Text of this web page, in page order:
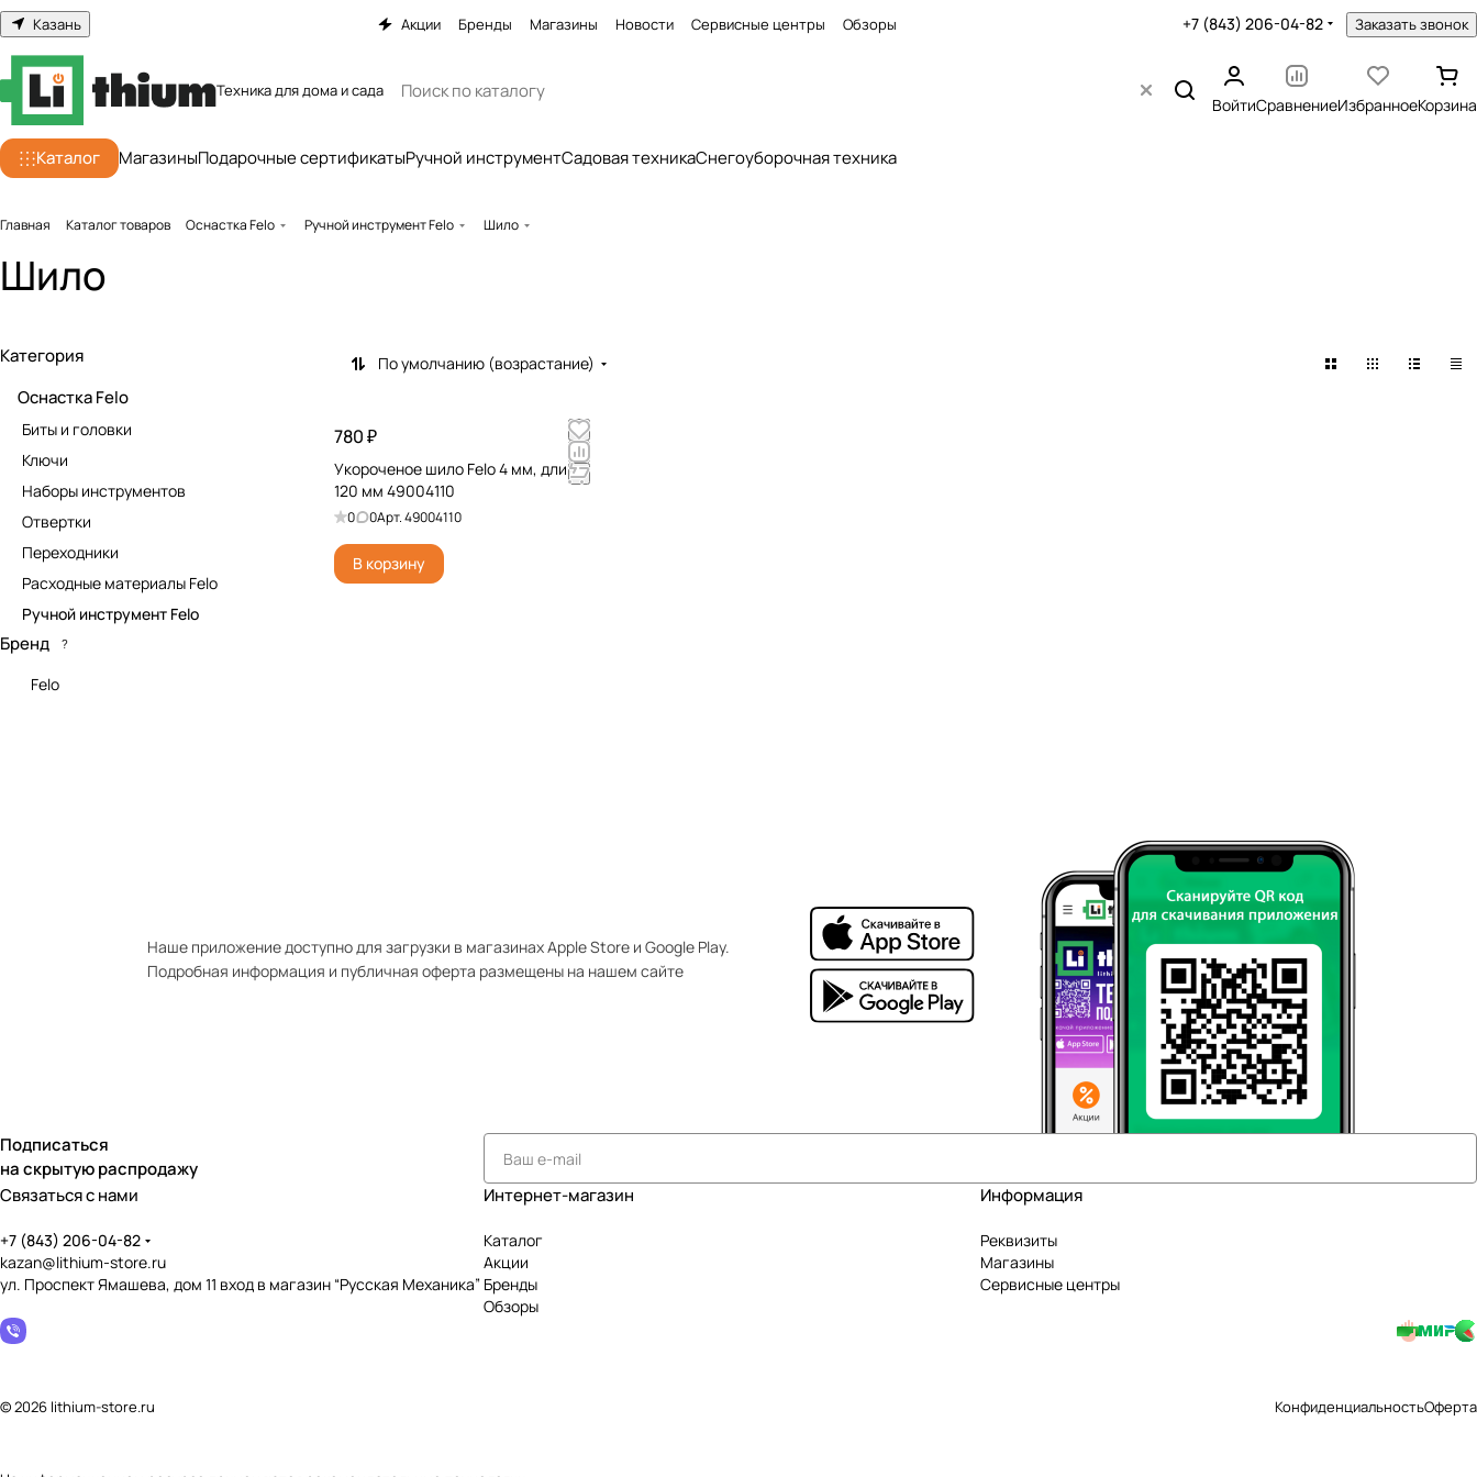
Казань Акции Бренды Магазины Новости Сервисные центры Обзоры +7 (843) 206-04-82 Заказать звонок
Техника для дома и сада
ВойтиСравнениеИзбранноеКорзина
Каталог МагазиныПодарочные сертификатыРучной инструментСадовая техникаСнегоуборочная техника
Главная Каталог товаров Оснастка Felo Ручной инструмент Felo Шило
Шило
По умолчанию (возрастание)
780 ₽
Укороченое шило Felo 4 мм, длина
120 мм 49004110
0 0Арт.49004110
В корзину
Категория
Оснастка Felo
Биты и головки
Ключи
Наборы инструментов
Отвертки
Переходники
Расходные материалы Felo
Ручной инструмент Felo
Бренд ?
Felo
Наше приложение доступно для загрузки в магазинах Apple Store и Google Play.
Подробная информация и публичная оферта размещены на нашем сайте
Подписаться
на скрытую распродажу
Связаться с нами
+7 (843) 206-04-82
kazan@lithium-store.ru
ул. Проспект Ямашева, дом 11 вход в магазин “Русская Механика”
Интернет-магазин
Каталог
Акции
Бренды
Обзоры
Информация
Реквизиты
Магазины
Сервисные центры
© 2026 lithium-store.ru КонфиденциальностьОферта